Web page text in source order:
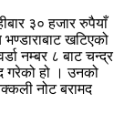
३० हजार रुपैयाँ
खटिएको
नम्बर ८ बाट चन्द्र
गरेको हो । उनको
नोट बरामद